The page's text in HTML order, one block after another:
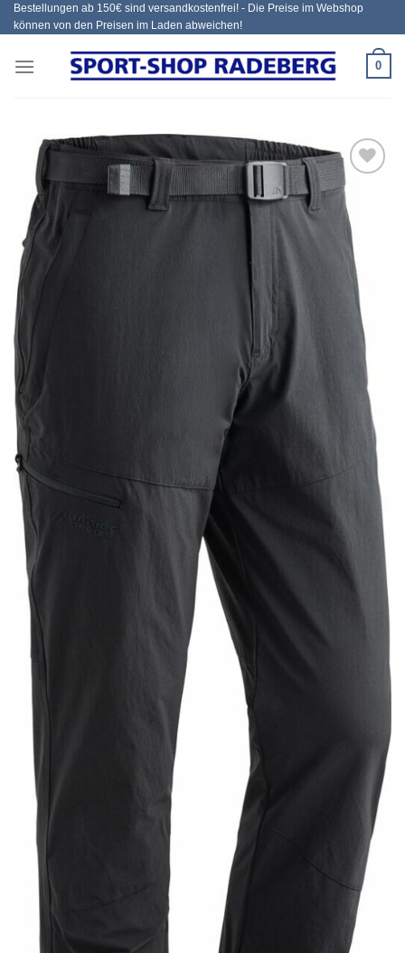
Zum
Inhalt
Bestellungen ab 150€ sind versandkostenfrei! - Die Preise im Webshop
können von den Preisen im Laden abweichen!
0
Add to
wishlist